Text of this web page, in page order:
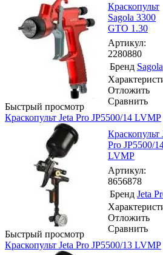
Быстрый просмотр
Краскопульт
Sagola 3300
GTO 1.30
Артикул:
2280880
Бренд Sagola
Отложить
Сравнить
Краскопульт Jeta Pro JP5500/14 LVMP
Быстрый просмотр
Краскопульт
Pro JP5500/
LVMP
Артикул:
8656878
Бренд Jeta
Отложить
Сравнить
Краскопульт Jeta Pro JP5500/13 LVMP